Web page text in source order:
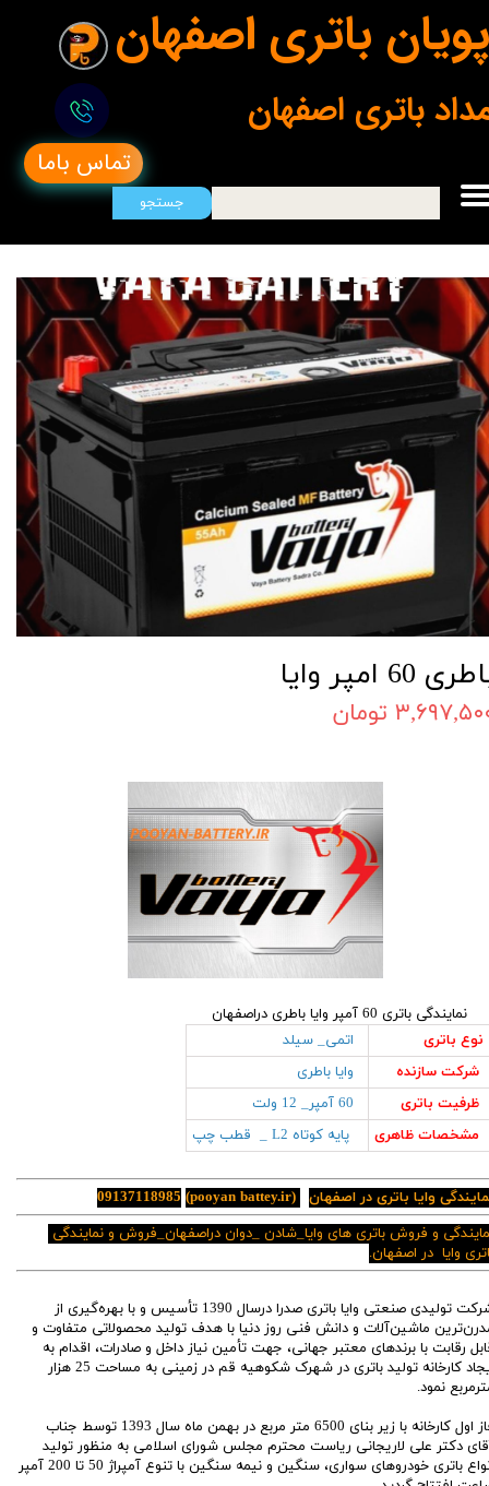
پویان باتری اصفهان
تماس باما
جستجو
باتری اصفهان
60 امپر وایا
تومان
نمایندگی باتری 60 آمپر وایا باطری دراصفهان
نوع باتری
اتمی_ سیلد
شرکت سازنده
وایا باطری
ظرفیت باتری
مشخصات ظاهری
پایه کوتاه L2 _ قطب چپ
وایا باتری در اصفهان (pooyan battey.ir)
09137118985
و فروش باتری های وایا_شادن _دوان دراصفهان_فروش و نمایندگی
وایا در اصفهان.
شرکت تولیدی صنعتی وایا باتری صدرا درسال 1390 تأسیس و با بهره‌گیری از
ماشین‌آلات و دانش فنی روز دنیا با هدف تولید محصولاتی متفاوت و
رقابت با برندهای معتبر جهانی، جهت تأمین نیاز داخل و صادرات، اقدام به
ایجاد کارخانه تولید باتری در شهرک شکوهیه قم در زمینی به مساحت 25 هزار
نمود.
فاز اول کارخانه با زیر بنای 6500 متر مربع در بهمن ماه سال 1393 توسط جناب
دکتر علی لاریجانی ریاست محترم مجلس شورای اسلامی به منظور تولید
انواع باتری خودرو‌‌های سواری، سنگین و نیمه سنگین با تنوع آمپراژ 50 تا 200 آمپر